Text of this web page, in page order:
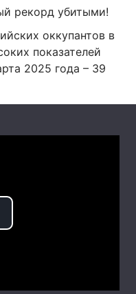
рекорд убитыми!
оккупантов в
показателей
2025 года – 39